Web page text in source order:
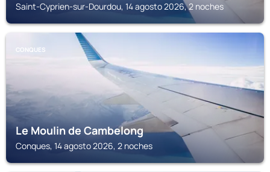
Saint-Cyprien-sur-Dourdou, 14 agosto 2026, 2 noches
CONQUES
Le Moulin de Cambelong
Conques, 14 agosto 2026, 2 noches